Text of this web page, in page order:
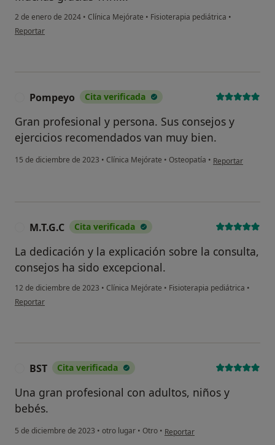
2 de enero de 2024 • Clínica Mejórate • Fisioterapia pediátrica •
en opinión del usuario Ava
Reportar
Pompeyo Cita verificada
Gran profesional y persona. Sus consejos y
ejercicios recomendados van muy bien.
15 de diciembre de 2023 • Clínica Mejórate • Osteopatía • en opinión del
Reportar
M.T.G.C Cita verificada
La dedicación y la explicación sobre la consulta,
consejos ha sido excepcional.
12 de diciembre de 2023 • Clínica Mejórate • Fisioterapia pediátrica •
en opinión del usuario M.T.G.C
Reportar
BST Cita verificada
Una gran profesional con adultos, niños y
bebés.
5 de diciembre de 2023 • otro lugar • Otro • en opinión del usuario BST
Reportar